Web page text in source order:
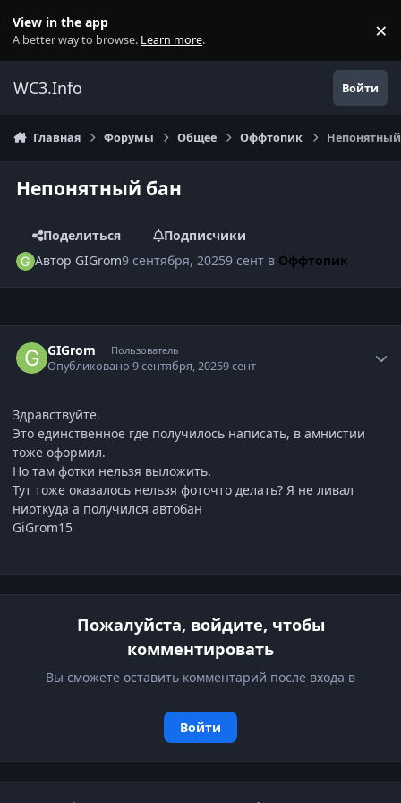
View in the app
A better way to browse. Learn more. ×
WC3.Info Войти
Главная Форумы Общее Оффтопик
Непонятный бан
Поделиться
Подписчики
Автор GIGrom9 сентября, 20259 сент в Оффтопик
GIGrom Пользователь
Опубликовано9 сентября, 20259 сент
Здравствуйте.
Это единственное где получилось написать, в амнистии
тоже оформил.
Но там фотки нельзя выложить.
Тут тоже оказалось нельзя фоточто делать? Я не ливал
ниоткуда а получился автобан
GiGrom15
Пожалуйста, войдите, чтобы
комментировать
Вы сможете оставить комментарий после входа в
Войти